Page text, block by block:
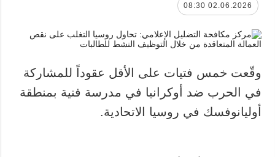
02.06.2026 08:30
وقّعت خمس فتيات على الأقل عقوداً للمشاركة
في الحرب ضد أوكرانيا في مدرسة فنية بمنطقة
أوليانوفسك في روسيا الاتحادية.